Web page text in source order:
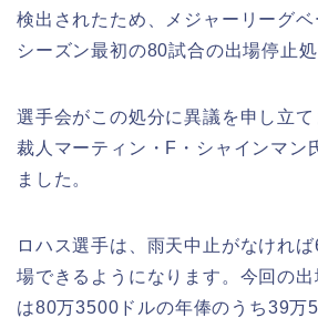
検出されたため、メジャーリーグ
シーズン最初の80試合の出場停止処
選手会がこの処分に異議を申し立
裁人マーティン・F・シャインマン
ました。
ロハス選手は、雨天中止がなけれ
場できるようになります。今回の
は80万3500ドルの年俸のうち39万